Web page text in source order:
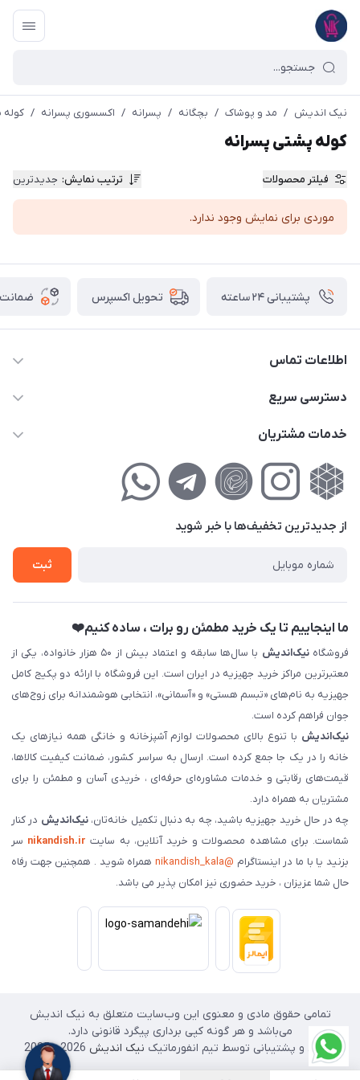
نیک اندیش / مد و پوشاک / بچگانه / پسرانه / اکسسوری پسرانه / کوله
کوله پشتی پسرانه
فیلتر محصولات ترتیب نمایش: جدیدترین
موردی برای نمایش وجود ندارد.
پشتیبانی ۲۴ ساعته تحویل اکسپرس ضمانت
اطلاعات تماس
02177111474
کوچه گلریز 4 غربی ، پلاک 13
دسترسی سریع
حساب کاربری
لیست محصولات
خدمات مشتریان
راهنمای‌خرید‌آنلاین
حریم خصوصی
فروش‌اقساطی
از جدید‌ترین تخفیف‌ها با‌ خبر شوید
ثبت
ما اینجاییم تا یک خرید مطمئن رو برات ، ساده کنیم❤️
فروشگاهنیک‌اندیش
با سال‌ها سابقه و اعتماد بیش از ۵۰ هزار خانواده، یکی از
معتبرترین مراکز خرید جهیزیه در ایران است. این فروشگاه با ارائه دو پکیج کامل
جهیزیه به نام‌های «تبسم هستی» و «آسمانی»، انتخابی هوشمندانه برای زوج‌های
جوان فراهم کرده است.
نیک‌اندیش با تنوع بالای محصولات لوازم آشپزخانه و خانگی همه نیازهای یک
خانه را در یک جا جمع کرده است. ارسال به سراسر کشور، ضمانت کیفیت کالاها،
قیمت‌های رقابتی و خدمات مشاوره‌ای حرفه‌ای ، خریدی آسان و مطمئن را برای
مشتریان به همراه دارد.
چه در حال خرید جهیزیه باشید، چه به دنبال تکمیل خانه‌تان،نیک‌اندیش در کنار
شماست. برای مشاهده محصولات و خرید آنلاین، به سایت nikandish.ir سر
بزنید یا با ما در اینستاگرام @nikandish_kala
همراه شوید . همچنین جهت رفاه
حال شما عزیزان ، خرید حضوری نیز امکان پذیر می باشد.
تمامی حقوق مادی و معنوی این وب‌سایت متعلق به نیک اندیش
می‌باشد و هر گونه کپی برداری پیگرد قانونی دارد.
طراحی و پشتیبانی توسط تیم انفورماتیک نیک اندیش 2026 - 2025